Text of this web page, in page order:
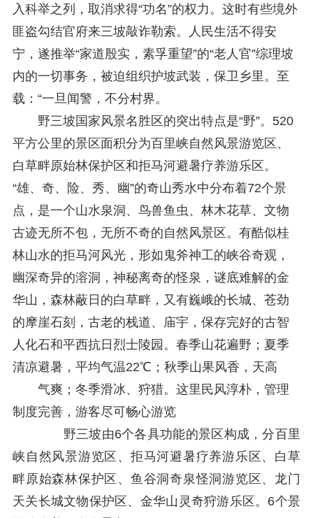
入科举之列，取消求得“功名”的权力。这时有些境外
匪盗勾结官府来三坡敲诈勒索。人民生活不得安
宁，遂推举“家道殷实，素孚重望”的“老人官”综理坡
内的一切事务，被迫组织护坡武装，保卫乡里。至
载：“一旦闻警，不分村界。
野三坡国家风景名胜区的突出特点是“野”。520
平方公里的景区面积分为百里峡自然风景游览区、
白草畔原始林保护区和拒马河避暑疗养游乐区。
“雄、奇、险、秀、幽”的奇山秀水中分布着72个景
点，是一个山水泉洞、鸟兽鱼虫、林木花草、文物
古迹无所不包，无所不奇的自然风景区。有酷似桂
林山水的拒马河风光，形如鬼斧神工的峡谷奇观，
幽深奇异的溶洞，神秘离奇的怪泉，谜底难解的金
华山，森林蔽日的白草畔，又有巍峨的长城、苍劲
的摩崖石刻，古老的栈道、庙宇，保存完好的古智
人化石和平西抗日烈士陵园。春季山花遍野；夏季
清凉避暑，平均气温22℃；秋季山果风香，天高
气爽；冬季滑冰、狩猎。这里民风淳朴，管理
制度完善，游客尽可畅心游览
野三坡由6个各具功能的景区构成，分百里
峡自然风景游览区、拒马河避暑疗养游乐区、白草
畔原始森林保护区、鱼谷洞奇泉怪洞游览区、龙门
天关长城文物保护区、金华山灵奇狩游乐区。6个景